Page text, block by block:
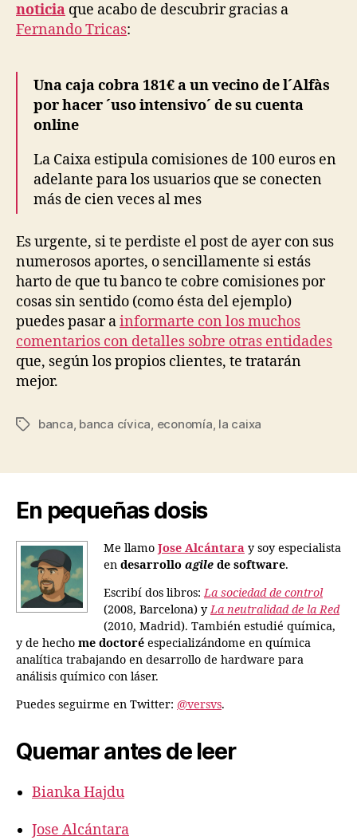
noticia que acabo de descubrir gracias a
Fernando Tricas:
Una caja cobra 181€ a un vecino de l´Alfàs
por hacer ´uso intensivo´ de su cuenta
online
La Caixa estipula comisiones de 100 euros en
adelante para los usuarios que se conecten
más de cien veces al mes
Es urgente, si te perdiste el post de ayer con sus
numerosos aportes, o sencillamente si estás
harto de que tu banco te cobre comisiones por
cosas sin sentido (como ésta del ejemplo)
puedes pasar ainformarte con los muchos
comentarios con detalles sobre otras entidades
que, según los propios clientes, te tratarán
mejor.
Etiquetas
banca banca cívica economía la caixa
En pequeñas dosis
Me llamo Jose Alcántara y soy especialista
en desarrollo agile de software.
Escribí dos libros:La sociedad de control
(2008, Barcelona) yLa neutralidad de la Red
(2010, Madrid). También estudié química,
y de hecho me doctoré especializándome en química
analítica trabajando en desarrollo de hardware para
análisis químico con láser.
Puedes seguirme en Twitter: @versvs.
Quemar antes de leer
Bianka Hajdu
Jose Alcántara